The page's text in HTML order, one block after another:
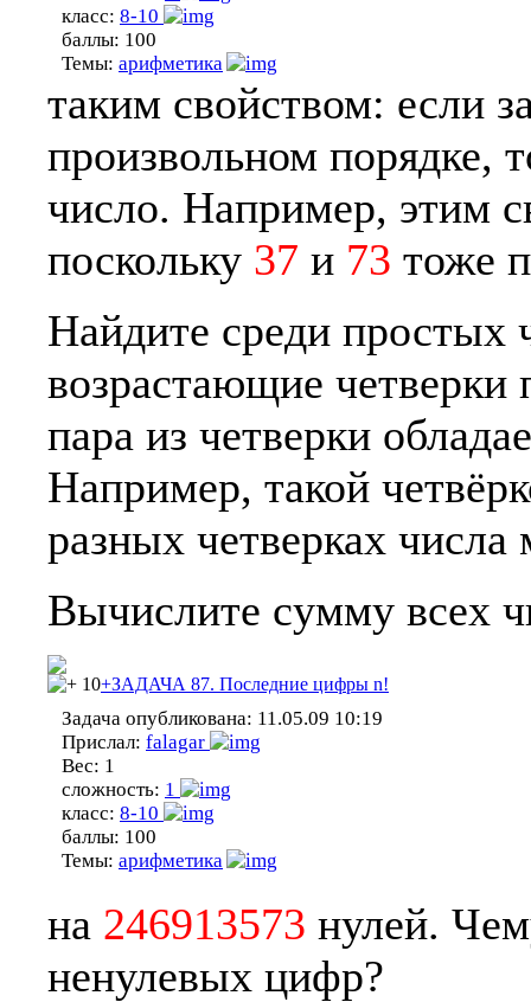
класс: 8-10
баллы: 100
Темы: арифметика
таким свойством: если
произвольном порядке,
число. Например, этим
поскольку 37 и 73 тоже
Найдите среди
возрастающие четверки
пара из четверки
Например, такой
разных четверках числа
Вычислите сумму всех
10+ЗАДАЧА 87. Последние цифры n!
Задача опубликована: 11.05.09 10:19
Прислал: falagar
Вес: 1
сложность: 1
класс: 8-10
баллы: 100
Темы: арифметика
на 246913573 нулей.
ненулевых цифр?